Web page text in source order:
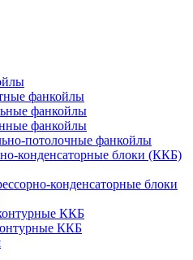
фанкойлы
фанкойлы
фанкойлы
потолочные фанкойлы
конденсаторные блоки (ККБ)
конденсаторные блоки
ККБ
ККБ